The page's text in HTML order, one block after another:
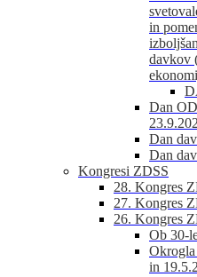
in
davkov
Dan
Dan
Dan
Kongresi ZDSS
28. Kongres
27. Kongres
26. Kongres
Ob 30-
in